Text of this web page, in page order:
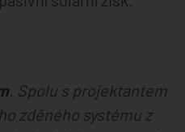
. Spolu s projektantem
zděného systému z